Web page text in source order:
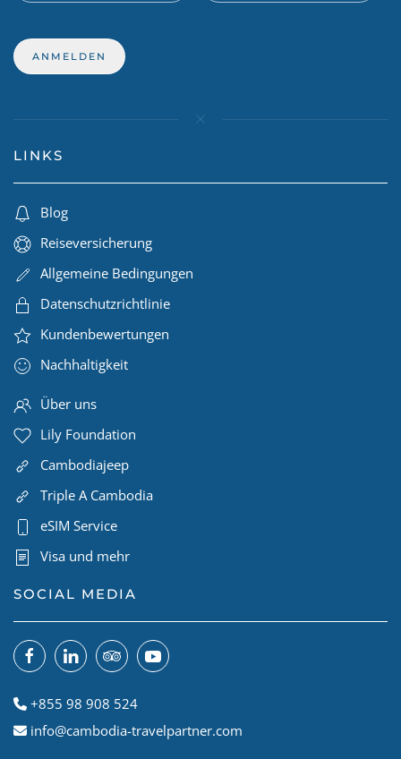
LINKS
Blog
Reiseversicherung
Allgemeine Bedingungen
Datenschutzrichtlinie
Kundenbewertungen
Nachhaltigkeit
Über uns
Lily Foundation
Cambodiajeep
Triple A Cambodia
eSIM Service
Visa und mehr
SOCIAL MEDIA
+855 98 908 524
info@cambodia-travelpartner.com